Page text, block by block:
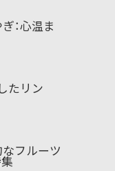
：心温ま
たリン
フルーツ